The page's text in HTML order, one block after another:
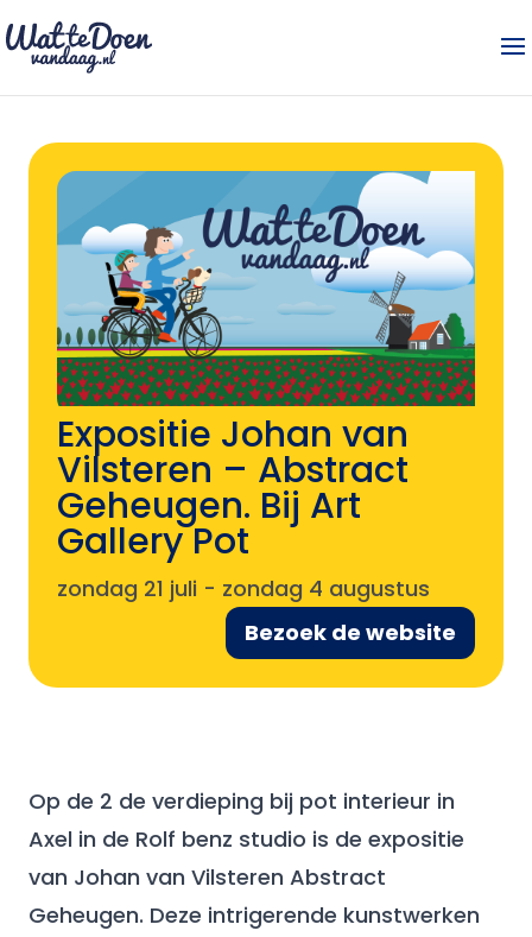
Expositie Johan van
Vilsteren – Abstract
Geheugen. Bij Art
Gallery Pot
zondag 21 juli - zondag 4 augustus
Bezoek de website
Op de 2 de verdieping bij pot interieur in
Axel in de Rolf benz studio is de expositie
van Johan van Vilsteren Abstract
Geheugen. Deze intrigerende kunstwerken